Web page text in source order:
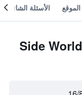
الموقع الأسئلة الشائعة